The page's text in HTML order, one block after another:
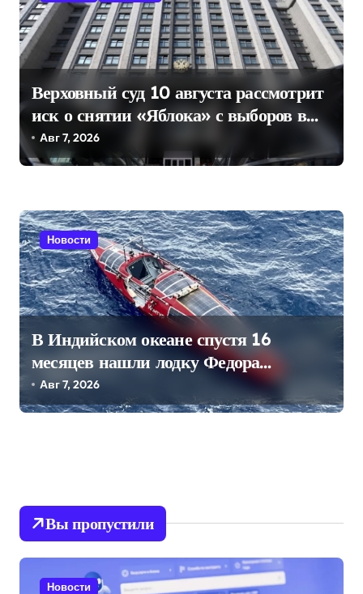
я
м
Верховный суд 10 августа рассмотрит
иск о снятии «Яблока» с выборов в
Госдуму
Авг 7, 2026
Новости
В Индийском океане спустя 16
месяцев нашли лодку Федора
Конюхова
Авг 7, 2026
Вы пропустили
Новости